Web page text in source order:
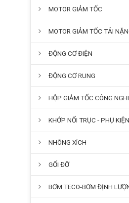
MOTOR GIẢM TỐC
MOTOR GIẢM TỐC TẢI
ĐỘNG CƠ ĐIỆN
ĐỘNG CƠ RUNG
HỘP GIẢM TỐC CÔNG
KHỚP NỐI TRỤC - PHỤ KIỆN
NHÔNG XÍCH
GỐI ĐỠ
BƠM TECO-BƠM ĐỊNH